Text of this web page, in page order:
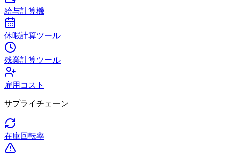
給与計算機
休暇計算ツール
残業計算ツール
雇用コスト
サプライチェーン
在庫回転率